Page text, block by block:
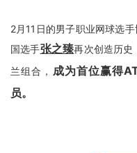
2月11日的男子职业网球选
国选手张之臻再次创造历史
兰组合， 成为首位赢得
员。